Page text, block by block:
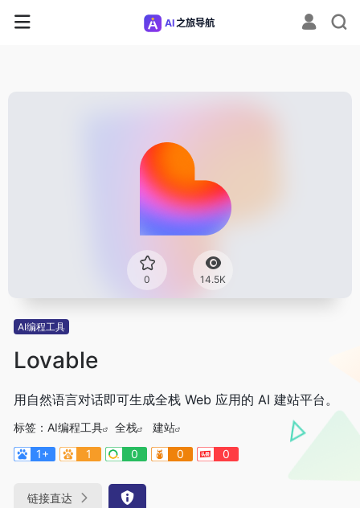
0 14.5K
AI编程工具
Lovable
用自然语言对话即可生成全栈 Web 应用的 AI 建站平台。
标签： AI编程工具 全栈
建站
1+
1 0 0 0
链接直达